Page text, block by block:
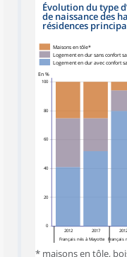
Évolution du type
de naissance des
résidences
0
20
40
60
80
100
En %
2012 2017 2012
Logement en dur avec confort
Logement en dur sans confort
Maisons en tôle*
Français nés à Mayotte Français
* maisons en tôle,